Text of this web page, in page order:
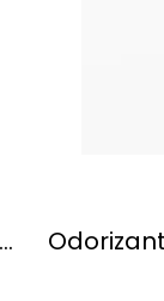
Odorizant